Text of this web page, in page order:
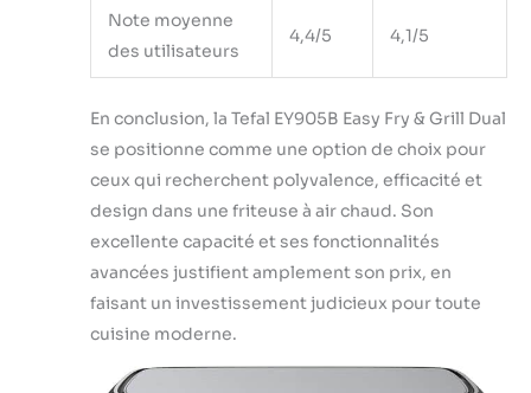
Note moyenne
des utilisateurs
4,4/5 4,1/5
En conclusion, la Tefal EY905B Easy Fry & Grill Dual
se positionne comme une option de choix pour
ceux qui recherchent polyvalence, efficacité et
design dans une friteuse à air chaud. Son
excellente capacité et ses fonctionnalités
avancées justifient amplement son prix, en
faisant un investissement judicieux pour toute
cuisine moderne.